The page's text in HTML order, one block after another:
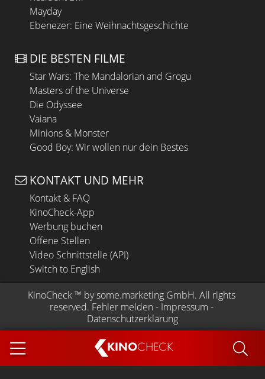
KINOCHECK
Mayday
Ebenezer: Eine Weihnachtsgeschichte
DIE BESTEN FILME
Star Wars: The Mandalorian and Grogu
Masters of the Universe
Die Odyssee
Vaiana
Minions & Monster
Good Boy: Wir wollen nur dein Bestes
KONTAKT UND MEHR
Kontakt & FAQ
KinoCheck-App
Werbung buchen
Offene Stellen
Video Schnittstelle (API)
Switch to English
KinoCheck ™ by some.marketing GmbH. All rights
reserved. Fehler melden - Impressum -
Datenschutzerklärung